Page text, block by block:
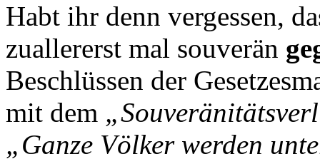
Habt ihr denn vergessen,
zuallererst mal souverän
Beschlüssen der
mit dem
„Ganze Völker werden